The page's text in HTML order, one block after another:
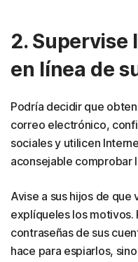
2. Supervise
en línea de
Podría decidir que
correo electrónico,
sociales y utilicen
aconsejable comprobar
Avise a sus hijos de que
explíqueles los motivos.
contraseñas de sus
hace para espiarlos,